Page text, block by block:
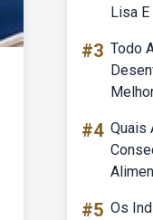
Lisa
#3 Todo
#4 Quais
#5 Os